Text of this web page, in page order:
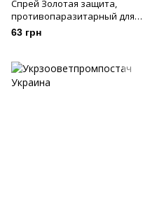
Спрей Золотая защита,
противопаразитарный для
кошек и собак, 100 мл
63 грн